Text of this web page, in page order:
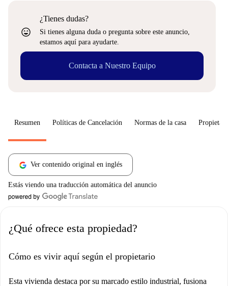
sentiment_very_satisfied
¿Tienes dudas?
Si tienes alguna duda o pregunta sobre este anuncio,
estamos aquí para ayudarte.
Contacta a Nuestro Equipo
Resumen Políticas de Cancelación Normas de la casa
Ver contenido original en inglés
Estás viendo una traducción automática del anuncio
¿Qué ofrece esta propiedad?
Cómo es vivir aquí según el propietario
Esta vivienda destaca por su marcado estilo industrial, fusiona